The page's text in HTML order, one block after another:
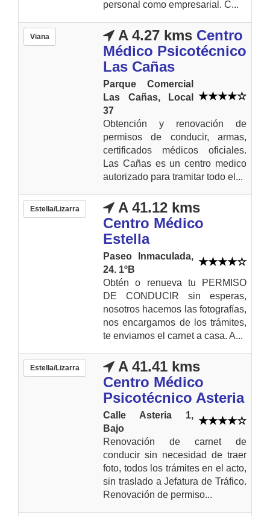
personal como empresarial. C...
Viana A 4.27 kms Centro
Médico Psicotécnico
Las Cañas
Parque Comercial
Las Cañas, Local
37
Obtención y renovación de
permisos de conducir, armas,
certificados médicos oficiales.
Las Cañas es un centro medico
autorizado para tramitar todo el...
Estella/Lizarra
A 41.12 kms
Centro Médico
Estella
Paseo Inmaculada,
24. 1ºB
Obtén o renueva tu PERMISO
DE CONDUCIR sin esperas,
nosotros hacemos las fotografías,
nos encargamos de los trámites,
te enviamos el carnet a casa. A...
Estella/Lizarra
A 41.41 kms
Centro Médico
Psicotécnico Asteria
Calle Asteria 1,
Bajo
Renovación de carnet de
conducir sin necesidad de traer
foto, todos los trámites en el acto,
sin traslado a Jefatura de Tráfico.
Renovación de permiso...